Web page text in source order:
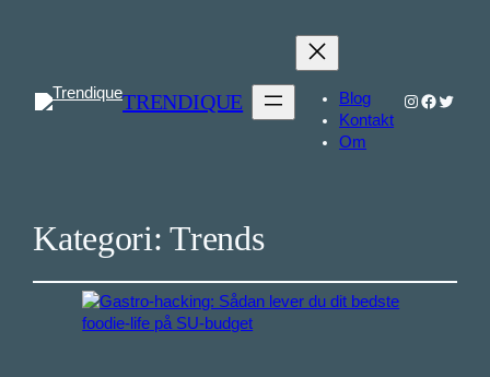
TRENDIQUE
Blog
Kontakt
Om
Instagram
Twitter
Kategori:Trends